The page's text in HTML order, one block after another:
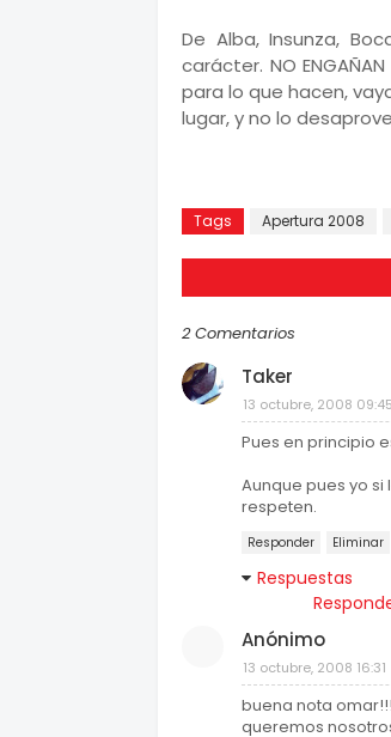
De Alba, Insunza,
carácter. NO
para lo que hacen,
lugar, y no lo
Tags Apertura 2008
2 Comentarios
Taker
13 octubre, 2008 09:45
Pues en principio
Aunque pues yo
respeten.
Responder Eliminar
Respuestas
Anónimo
13 octubre, 2008 16:31
buena nota
queremos